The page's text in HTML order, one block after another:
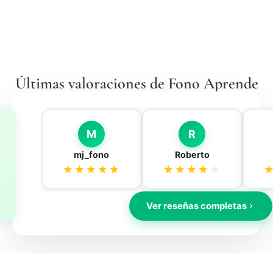
Últimas valoraciones de Fono Aprende